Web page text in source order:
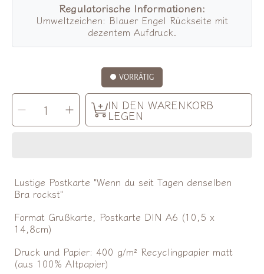
Regulatorische Informationen:
Umweltzeichen: Blauer Engel Rückseite mit
dezentem Aufdruck.
VORRÄTIG
MENGE
AUSWÄHLEN
Menge
für
Hellopinlin
|
Menge
für
Hellopinlin
|
IN DEN WARENKORB
LEGEN
Lustige Postkarte "Wenn du seit Tagen denselben
Bra rockst"
Format Grußkarte, Postkarte DIN A6 (10,5 x
14,8cm)
Druck und Papier: 400 g/m² Recyclingpapier matt
(aus 100% Altpapier)